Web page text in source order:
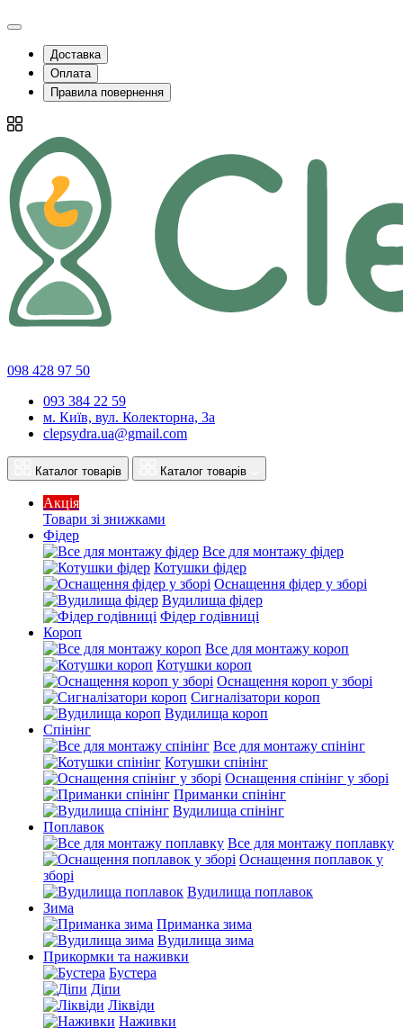
Доставка
Оплата
Правила повернення
098 428 97 50
093 384 22 59
м. Київ, вул. Колекторна, 3а
clepsydra.ua@gmail.com
Каталог товарів Каталог товарів
Акція
Товари зі знижками
Фідер
Все для монтажу фідер
Котушки фідер
Оснащення фідер у зборі
Вудилища фідер
Фідер годівниці
Короп
Все для монтажу короп
Котушки короп
Оснащення короп у зборі
Сигналізатори короп
Вудилища короп
Спінінг
Все для монтажу спінінг
Котушки спінінг
Оснащення спінінг у зборі
Приманки спінінг
Вудилища спінінг
Поплавок
Все для монтажу поплавку
Оснащення поплавок у
зборі
Вудилища поплавок
Зима
Приманка зима
Вудилища зима
Прикормки та наживки
Бустера
Діпи
Ліквіди
Наживки